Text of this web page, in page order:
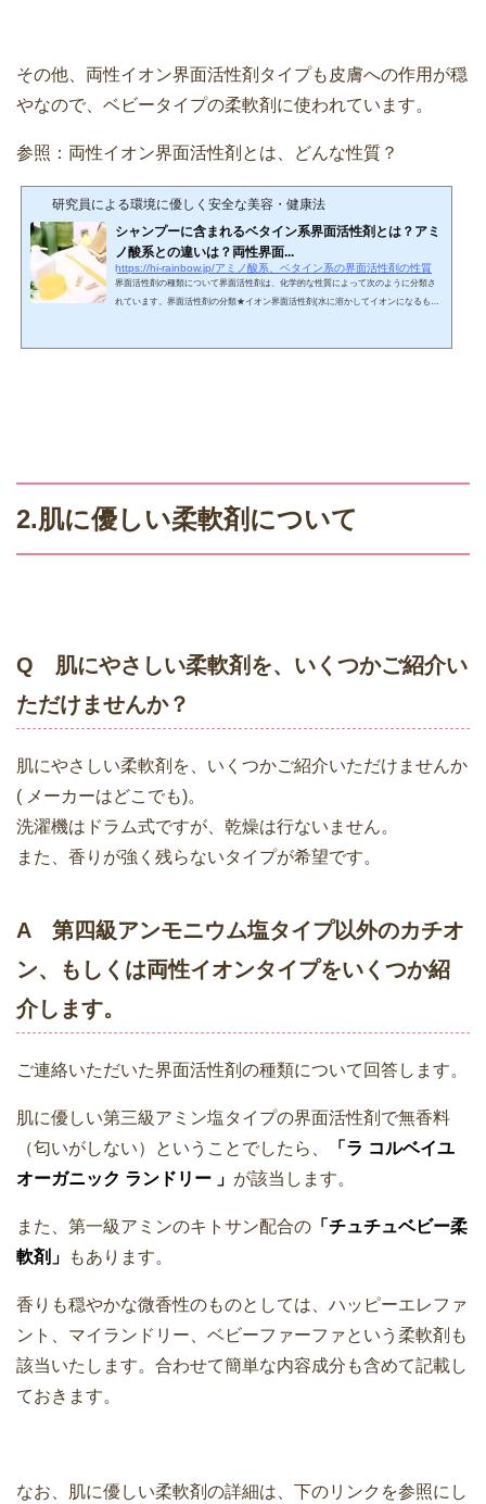
その他、両性イオン界面活性剤タイプも皮膚への作用が穏
やなので、ベビータイプの柔軟剤に使われています。
参照：両性イオン界面活性剤とは、どんな性質？
研究員による環境に優しく安全な美容・健康法
シャンプーに含まれるベタイン系界面活性剤とは？アミ
ノ酸系との違いは？両性界面...
https://hi-rainbow.jp/アミノ酸系、ベタイン系の界面活性剤の性質
界面活性剤の種類について界面活性剤は、化学的な性質によって次のように分類さ
れています。界面活性剤の分類★イオン界面活性剤(水に溶かしてイオンになるもの)
2.肌に優しい柔軟剤について
Q 肌にやさしい柔軟剤を、いくつかご紹介い
ただけませんか？
肌にやさしい柔軟剤を、いくつかご紹介いただけませんか
( メーカーはどこでも)。
洗濯機はドラム式ですが、乾燥は行ないません。
また、香りが強く残らないタイプが希望です。
A 第四級アンモニウム塩タイプ以外のカチオ
ン、もしくは両性イオンタイプをいくつか紹
介します。
ご連絡いただいた界面活性剤の種類について回答します。
肌に優しい第三級アミン塩タイプの界面活性剤で無香料
（匂いがしない）ということでしたら、
「ラ コルベイユ
オーガニック ランドリー 」 が該当します。
また、第一級アミンのキトサン配合の 「チュチュベビー柔
軟剤」
もあります。
香りも穏やかな微香性のものとしては、ハッピーエレファ
ント、マイランドリー、ベビーファーファという柔軟剤も
該当いたします。合わせて簡単な内容成分も含めて記載し
ておきます。
なお、肌に優しい柔軟剤の詳細は、下のリンクを参照にし